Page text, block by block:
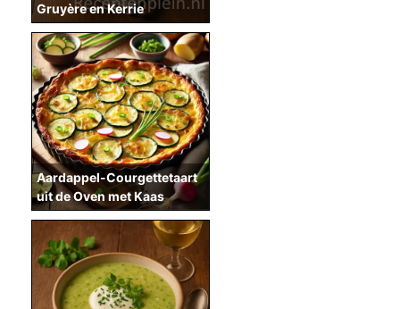
Gruyère en Kerrie
Aardappel-Courgettetaart
uit de Oven met Kaas